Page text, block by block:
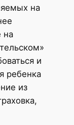
на
на
и
ребенка
из